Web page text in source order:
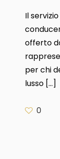
Il
offerto
per chi
lusso[…]
0